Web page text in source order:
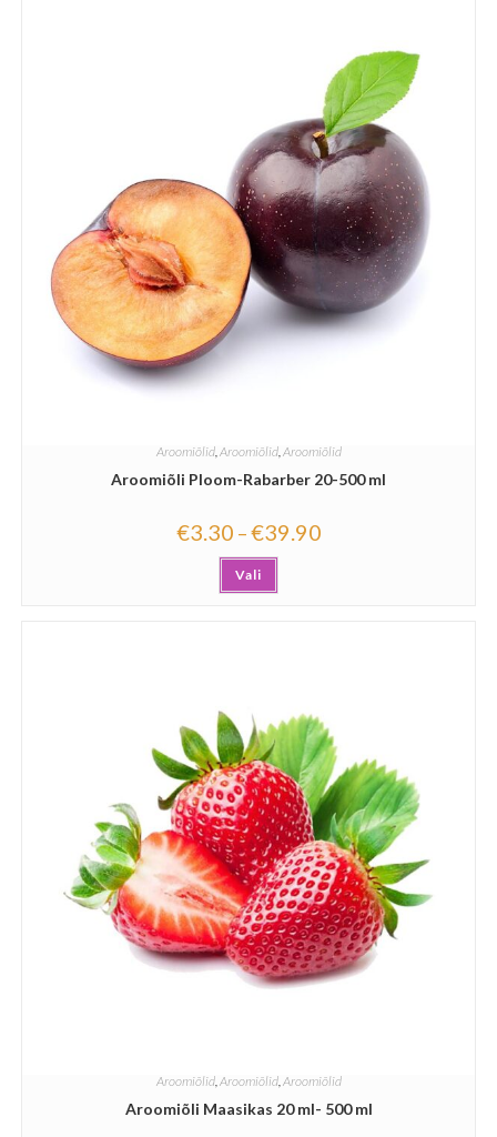
Aroomiõlid,Aroomiõlid,Aroomiõlid
Aroomiõli Ploom-Rabarber 20-500 ml
€3.30 –€39.90
Vali
Aroomiõlid,Aroomiõlid,Aroomiõlid
Aroomiõli Maasikas 20 ml- 500 ml